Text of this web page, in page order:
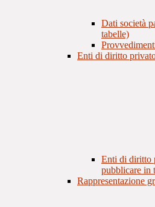
Dati società
tabelle)
Enti di diritto
Enti di diritto
pubblicare in
Rappresentazione